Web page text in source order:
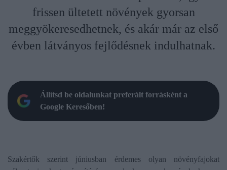
frissen ültetett növények gyorsan
meggyökeresedhetnek, és akár már az első
évben látványos fejlődésnek indulhatnak.
Állítsd be oldalunkat preferált forrásként a
Google Keresőben!
Szakértők szerint júniusban érdemes olyan növényfajokat